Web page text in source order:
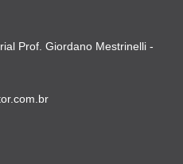
Prof. Giordano Mestrinelli -